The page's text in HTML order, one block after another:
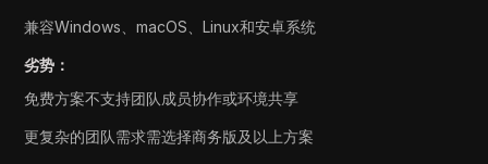
兼容Windows、macOS、Linux和安卓系统
劣势：
免费方案不支持团队成员协作或环境共享
更复杂的团队需求需选择商务版及以上方案